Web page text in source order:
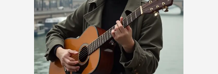
اویٹار ویڈیو
اے ویڈیو
اے فوٹو